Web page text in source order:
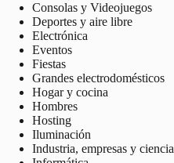
Consolas y Videojuegos
Deportes y aire libre
Electrónica
Eventos
Fiestas
Grandes electrodomésticos
Hogar y cocina
Hombres
Hosting
Iluminación
Industria, empresas y ciencia